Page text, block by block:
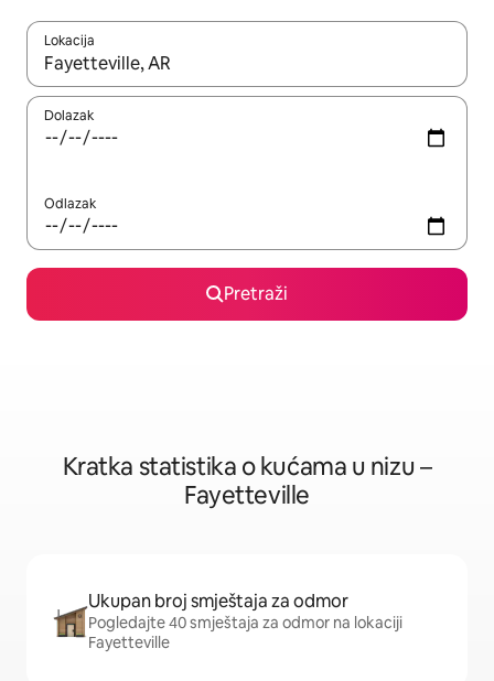
Lokacija
Kada budu dostupni rezultati, moći ćete ih pregledati
Dolazak
Odlazak
Pretraži
Kratka statistika o kućama u nizu –
Fayetteville
Ukupan broj smještaja za odmor
Pogledajte 40 smještaja za odmor na lokaciji
Fayetteville